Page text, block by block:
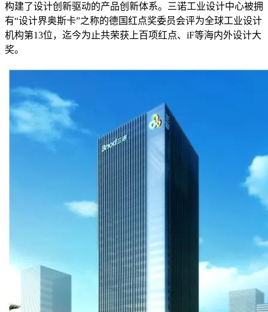
构建了设计创新驱动的产品创新体系。三诺工业设计中心被拥
有“设计界奥斯卡”之称的德国红点奖委员会评为全球工业设计
机构第13位，迄今为止共荣获上百项红点、iF等海内外设计大
奖。